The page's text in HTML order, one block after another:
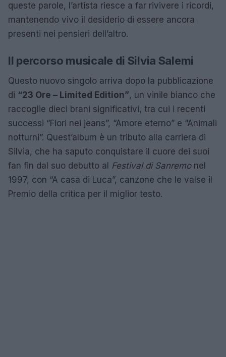
queste parole, l’artista riesce a far rivivere i ricordi,
mantenendo vivo il desiderio di essere ancora
presenti nei pensieri dell’altro.
Il percorso musicale di Silvia Salemi
Questo nuovo singolo arriva dopo la pubblicazione
di “23 Ore – Limited Edition”, un vinile bianco che
raccoglie dieci brani significativi, tra cui i recenti
successi “Fiori nei jeans”, “Amore eterno” e “Animali
notturni”. Quest’album è un tributo alla carriera di
Silvia, che ha saputo conquistare il cuore dei suoi
fan fin dal suo debutto al Festival di Sanremonel
1997, con “A casa di Luca”, canzone che le valse il
Premio della critica per il miglior testo.